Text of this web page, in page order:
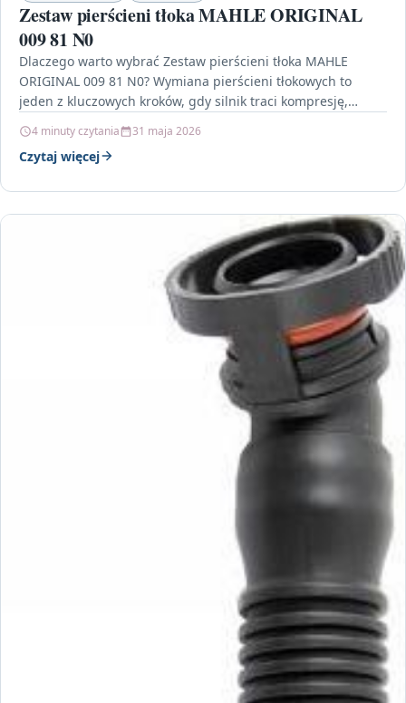
Zestaw pierścieni tłoka MAHLE ORIGINAL
009 81 N0
Dlaczego warto wybrać Zestaw pierścieni tłoka MAHLE
ORIGINAL 009 81 N0? Wymiana pierścieni tłokowych to
jeden z kluczowych kroków, gdy silnik traci kompresję,
4 minuty czytania 31 maja 2026
Czytaj więcej